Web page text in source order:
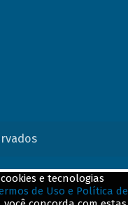
e tecnologias
de Uso e Política de